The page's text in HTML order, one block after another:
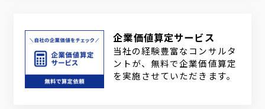
企業価値算定サービス
当社の経験豊富なコンサルタ
ントが、無料で企業価値算定
を実施させていただきます。